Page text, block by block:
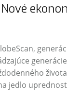
Nové
jedlo